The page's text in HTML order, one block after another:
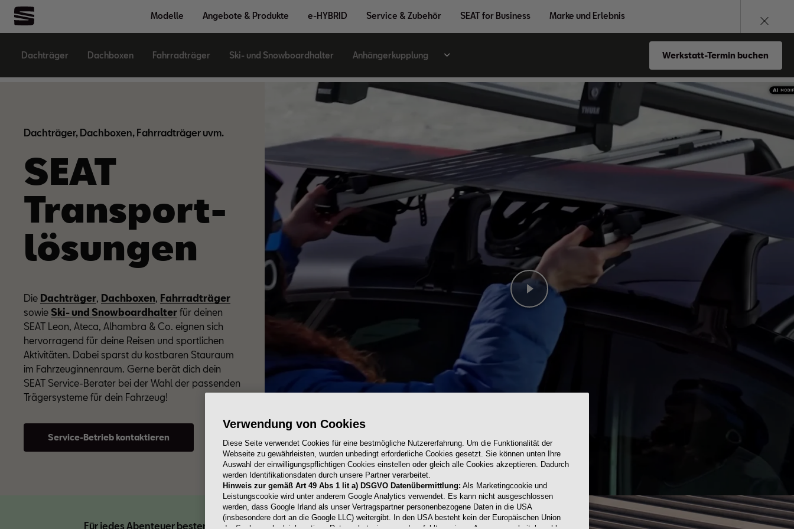
Modelle Angebote & Produkte e-HYBRID Service & Zubehör SEAT for Business Marke und Erlebnis
Dachträger Dachboxen Fahrradträger Ski- und Snowboardhalter Anhängerkupplung Werkstatt-Termin buchen
Dachträger, Dachboxen, Fahrradträger uvm.
SEAT
Transport­
lösungen
Die Dachträger, Dachboxen, Fahrradträger
sowie Ski- und Snowboardhalter für deinen
SEAT Leon, Ateca, Alhambra & Co. eignen sich
hervorragend für deine Reisen und sportlichen
Aktivitäten. Dabei sparst du kostbaren Stauraum
im Fahrzeuginnenraum. Gerne berät dich dein
SEAT Service-Berater bei der Wahl der passenden
Trägersysteme für dein Fahrzeug!
Service-Betrieb kontaktieren
Für jedes Abenteuer bestens vorbereitet
Verwendung von Cookies
Diese Seite verwendet Cookies für eine bestmögliche Nutzererfahrung. Um die Funktionalität der
Webseite zu gewährleisten, wurden unbedingt erforderliche Cookies gesetzt. Sie können unten Ihre
Auswahl der einwilligungspflichtigen Cookies einstellen oder gleich alle Cookies akzeptieren. Dadurch
werden Identifikationsdaten durch unsere Partner verarbeitet.
Hinweis zur gemäß Art 49 Abs 1 lit a) DSGVO Datenübermittlung: Als Marketingcookie und
Leistungscookie wird unter anderem Google Analytics verwendet. Es kann nicht ausgeschlossen
werden, dass Google Irland als unser Vertragspartner personenbezogene Daten in die USA
(insbesondere dort an die Google LLC) weitergibt. In den USA besteht kein der Europäischen Union